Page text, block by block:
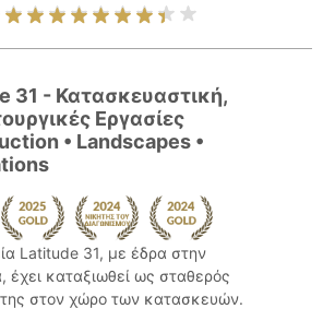
31 - Κατασκευαστική,
Εργασίες
• Landscapes •
Latitude 31, με έδρα στην
έχει καταξιωθεί ως σταθερός
στον χώρο των κατασκευών.